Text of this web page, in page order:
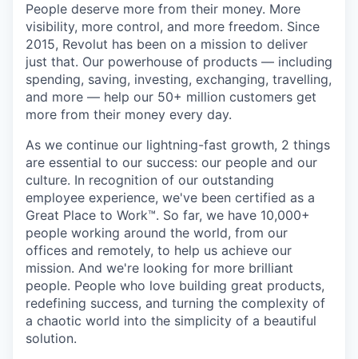
People deserve more from their money. More
visibility, more control, and more freedom. Since
2015, Revolut has been on a mission to deliver
just that. Our powerhouse of products — including
spending, saving, investing, exchanging, travelling,
and more — help our 50+ million customers get
more from their money every day.
As we continue our lightning-fast growth,‌ 2 things
are essential to our success: our people and our
culture. In recognition of our outstanding
employee experience, we've been certified as a
Great Place to Work™. So far, we have 10,000+
people working around the world, from our
offices and remotely, to help us achieve our
mission. And we're looking for more brilliant
people. People who love building great products,
redefining success, and turning the complexity of
a chaotic world into the simplicity of a beautiful
solution.